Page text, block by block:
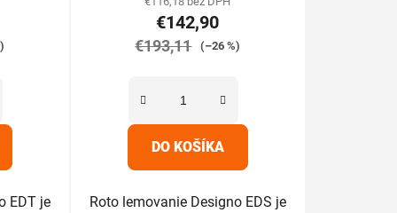
EDT je
je
5,0
€142,90
€193,11 (–26 %)
DO KOŠÍKA
Roto lemovanie Designo EDS je